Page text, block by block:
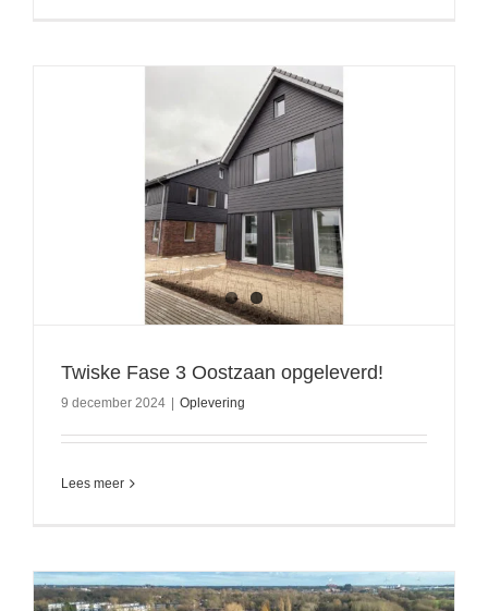
Twiske Fase 3 Oostzaan opgeleverd!
9 december 2024 Oplevering
Lees meer